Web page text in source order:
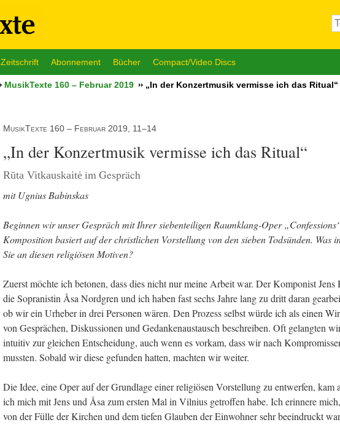
Zeitschrift Abonnement Bücher Compact/Video Discs
MusikTexte 160 – Februar 2019 „In der Konzertmusik vermisse ich das Ritual“
MusikTexte 160 – Februar 2019, 11–14
„In der Konzertmusik vermisse ich das Ritual“
Rūta Vitkauskaitė im Gespräch
mit Ugnius Babinskas
Beginnen wir unser Gespräch mit Ihrer siebenteiligen Raumklang-Oper
Komposition basiert auf der christlichen Vorstellung von den sieben Todsünden. Was
Sie an diesen religiösen Motiven?
Zuerst möchte ich betonen, dass dies nicht nur meine Arbeit war. Der Komponist Jens
die Sopranistin Åsa Nordgren und ich haben fast sechs Jahre lang zu dritt daran
ob wir ein Urheber in drei Personen wären. Den Prozess selbst würde ich als einen
von Gesprächen, Diskussionen und Gedankenaustausch beschreiben. Oft gelangten
intuitiv zur gleichen Entscheidung, auch wenn es vorkam, dass wir nach
mussten. Sobald wir diese gefunden hatten, machten wir weiter.
Die Idee, eine Oper auf der Grundlage einer religiösen Vorstellung zu entwerfen, kam
ich mich mit Jens und Åsa zum ersten Mal in Vilnius getroffen habe. Ich erinnere
von der Fülle der Kirchen und dem tiefen Glauben der Einwohner sehr beeindruckt